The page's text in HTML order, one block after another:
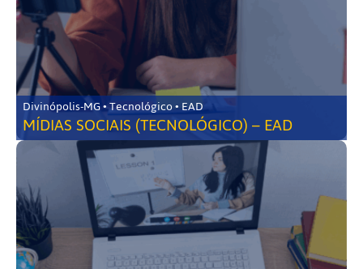
Divinópolis-MG • Tecnológico • EAD
MÍDIAS SOCIAIS (TECNOLÓGICO) – EAD